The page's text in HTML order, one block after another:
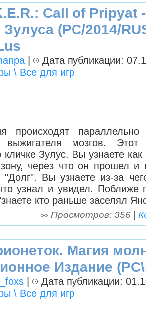
Call of Pripyat
(PC/2014/
|
Дата публикации:
\ Все для игр
происходят
выжигателя мозгов.
кличке Зулус. Вы узнаете как
через что он прошел и
Вы узнаете из-за
узнал и увидел. Поближе
кто раньше заселял
Просмотров: 356 |
Магия
Издание
|
Дата публикации:
\ Все для игр